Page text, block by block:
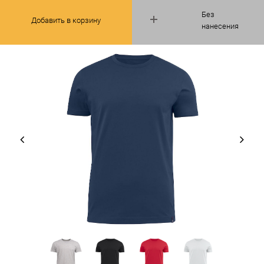
Без
нанесения
Добавить в корзину